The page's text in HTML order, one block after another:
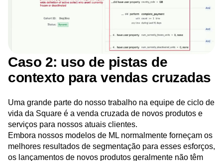
Caso 2: uso de pistas de
contexto para vendas cruzadas
Uma grande parte do nosso trabalho na equipe de ciclo de
vida da Square é a venda cruzada de novos produtos e
serviços para nossos atuais clientes.
Embora nossos modelos de ML normalmente forneçam os
melhores resultados de segmentação para esses esforços,
os lançamentos de novos produtos geralmente não têm